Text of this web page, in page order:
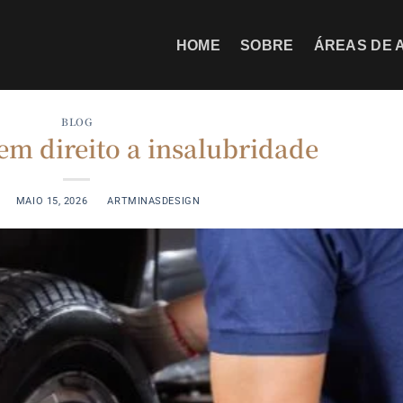
HOME SOBRE ÁREAS DE
BLOG
direito a insalubridade
MAIO 15, 2026 BYARTMINASDESIGN